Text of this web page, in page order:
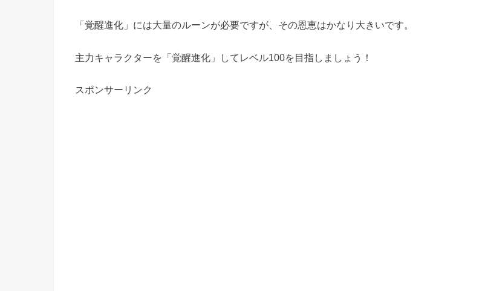
「覚醒進化」には大量のルーンが必要ですが、その恩恵はかなり大きいです。
主力キャラクターを「覚醒進化」してレベル100を目指しましょう！
スポンサーリンク